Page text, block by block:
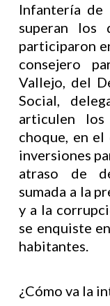
Infantería de
superan los
participaron
consejero
Vallejo, del
Social,
articulen
choque, en
inversiones
atraso de
sumada a la
y a la
se enquiste
habitantes.
¿Cómo va la